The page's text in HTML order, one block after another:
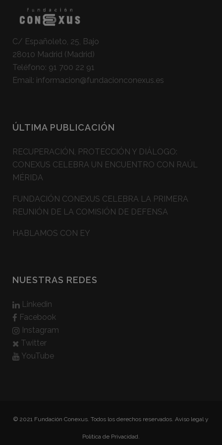
C/ Españoleto, 25, Bajo
28010 Madrid (Madrid)
Teléfono: 91 700 22 91
Email: informacion@fundacionconexus.es
ÚLTIMA PUBLICACIÓN
RECUPERACIÓN, PROTECCIÓN Y DIÁLOGO:
CONEXUS CELEBRA UN ENCUENTRO CON RAÚL
MÉRIDA
FUNDACIÓN CONEXUS CELEBRA LA PRIMERA
REUNIÓN DE LA COMISIÓN DE DEFENSA
HABLAMOS CON EY
NUESTRAS REDES
Linkedin
Facebook
Instagram
Twitter
YouTube
© 2021 Fundación Conexus. Todos los derechos reservados. Aviso legal y
Politica de Privacidad.